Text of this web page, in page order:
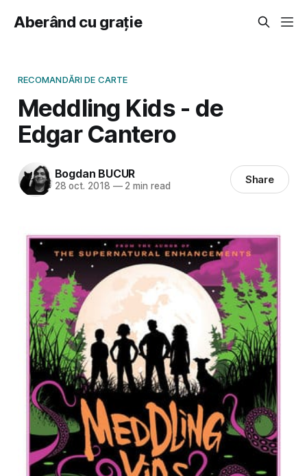
Aberând cu grație
RECOMANDĂRI DE CARTE
Meddling Kids - de
Edgar Cantero
Bogdan BUCUR
28 oct. 2018 —2 min read Share